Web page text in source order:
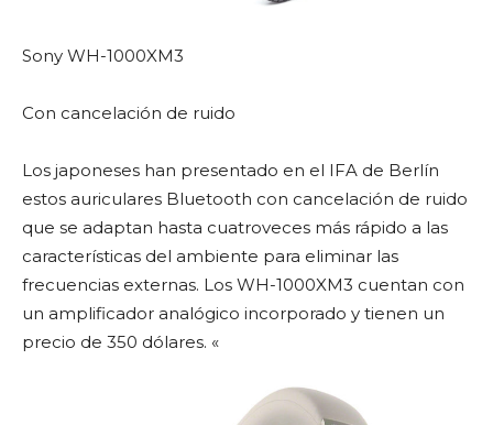
Sony WH-1000XM3
Con cancelación de ruido
Los japoneses han presentado en el IFA de Berlín
estos auriculares Bluetooth con cancelación de ruido
que se adaptan hasta cuatroveces más rápido a las
características del ambiente para eliminar las
frecuencias externas. Los WH-1000XM3 cuentan con
un amplificador analógico incorporado y tienen un
precio de 350 dólares. «